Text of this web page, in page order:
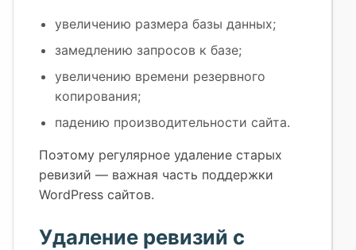
увеличению размера базы данных;
замедлению запросов к базе;
увеличению времени резервного
копирования;
падению производительности сайта.
Поэтому регулярное удаление старых
ревизий — важная часть поддержки
WordPress сайтов.
Удаление ревизий с